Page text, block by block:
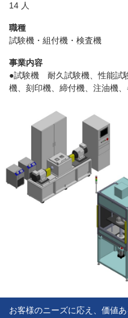
14 人
職種
試験機・組付機・検査機
事業内容
●試験機 耐久試験機、性能
機、刻印機、締付機、注油機
お客様のニーズに応え、価値